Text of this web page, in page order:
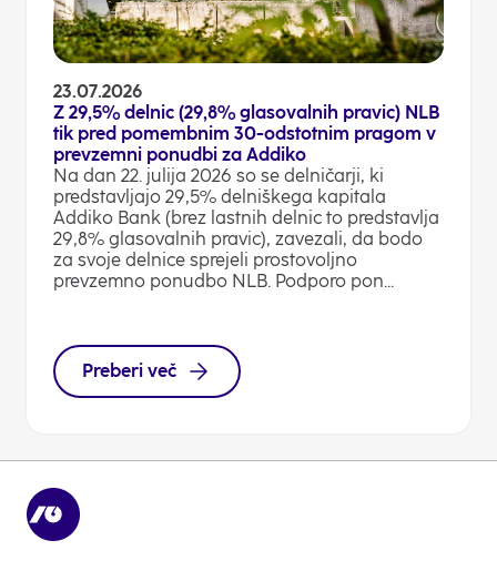
23.07.2026
Z 29,5% delnic (29,8% glasovalnih pravic) NLB
tik pred pomembnim 30-odstotnim pragom v
prevzemni ponudbi za Addiko
Na dan 22. julija 2026 so se delničarji, ki
predstavljajo 29,5% delniškega kapitala
Addiko Bank (brez lastnih delnic to predstavlja
29,8% glasovalnih pravic), zavezali, da bodo
za svoje delnice sprejeli prostovoljno
prevzemno ponudbo NLB. Podporo pon...
Preberi več